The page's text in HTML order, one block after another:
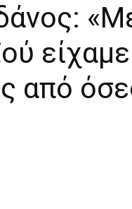
από